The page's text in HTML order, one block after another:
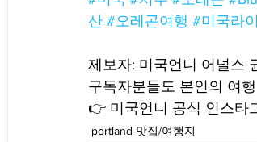
산 #오레곤여행 #미국라
제보자: 미국언니 어널스
구독자분들도 본인의 여
👉 미국언니 공식 인스타
portland-맛집/여행지